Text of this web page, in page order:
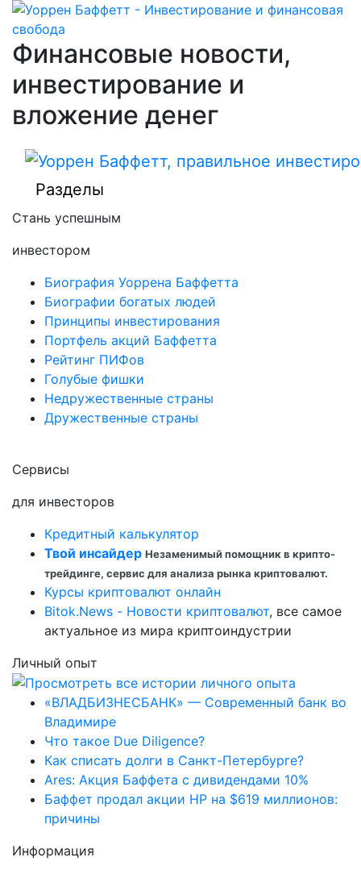
Финансовые новости,
инвестирование и
вложение денег
Разделы
Стань успешным
инвестором
Биография Уоррена Баффетта
Биографии богатых людей
Принципы инвестирования
Портфель акций Баффетта
Рейтинг ПИФов
Голубые фишки
Недружественные страны
Дружественные страны
Сервисы
для инвесторов
Кредитный калькулятор
Твой инсайдер Незаменимый помощник в крипто-
трейдинге, сервис для анализа рынка криптовалют.
Курсы криптовалют онлайн
Bitok.News - Новости криптовалют, все самое
актуальное из мира криптоиндустрии
Личный опыт
«ВЛАДБИЗНЕСБАНК» — Современный банк во
Владимире
Что такое Due Diligence?
Как списать долги в Санкт-Петербурге?
Ares: Акция Баффета с дивидендами 10%
Баффет продал акции HP на $619 миллионов:
причины
Информация